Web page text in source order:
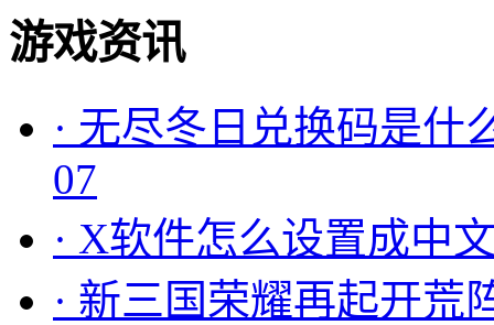
游戏资讯
· 无尽冬日兑换码是什
07
· X软件怎么设置成中
· 新三国荣耀再起开荒